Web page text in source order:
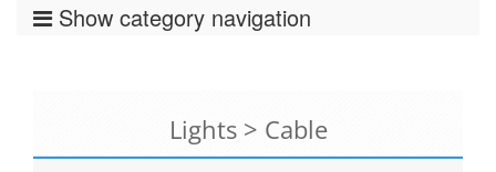
Show category navigation
Lights > Cable